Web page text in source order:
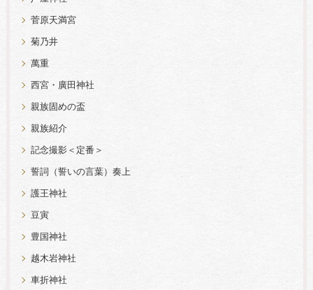
菅原天満宮
菊乃井
萬重
西宮・廣田神社
親族固めの盃
親族紹介
記念撮影＜定番＞
誓詞（誓いの言葉）奏上
護王神社
豆寅
豊国神社
越木岩神社
車折神社